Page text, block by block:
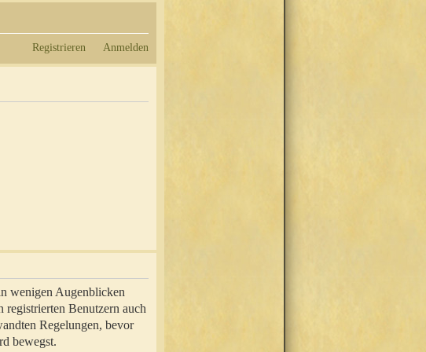
Registrieren Anmelden
wenigen Augenblicken
Benutzern auch
Regelungen, bevor
bewegst.